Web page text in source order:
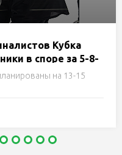
Кубка
в споре за 5-8-
на 13-15